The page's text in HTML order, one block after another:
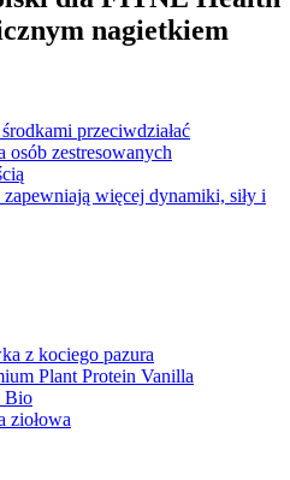
nagietkiem
przeciwdziałać
osób zestresowanych
więcej dynamiki, siły i
z kociego pazura
Plant Protein Vanilla
Bio
ziołowa